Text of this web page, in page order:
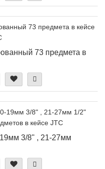
73 предмета в
3/8" , 21-27мм